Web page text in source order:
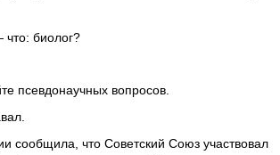
биолог?
псевдонаучных вопросов.
сообщила, что Советский Союз участвовал